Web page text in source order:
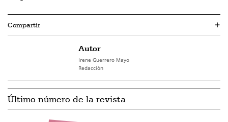
Compartir +
Autor
Irene Guerrero Mayo
Redacción
Último número de la revista